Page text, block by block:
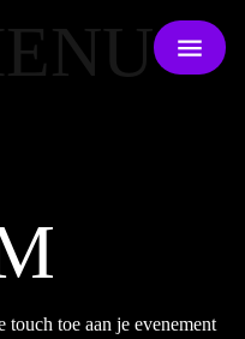
touch toe aan je evenement